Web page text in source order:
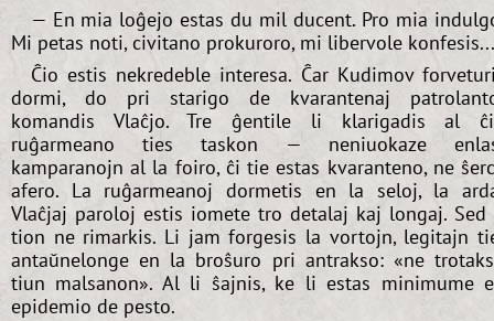
— En mia loĝejo estas du mil ducent. Pro mia
Mi petas noti, civitano prokuroro, mi libervole konfesis...
Ĉio estis nekredeble interesa. Ĉar Kudimov
dormi, do pri starigo de kvarantenaj
komandis Vlaĉjo. Tre ĝentile li klarigadis al
ruĝarmeano ties taskon — neniuokaze
kamparanojn al la foiro, ĉi tie estas kvaranteno, ne
afero. La ruĝarmeanoj dormetis en la seloj, la
Vlaĉjaj paroloj estis iomete tro detalaj kaj longaj.
tion ne rimarkis. Li jam forgesis la vortojn, legitajn
antaŭnelonge en la broŝuro pri antrakso: «ne
tiun malsanon». Al li ŝajnis, ke li estas minimume
epidemio de pesto.